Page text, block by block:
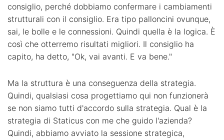
consiglio, perché dobbiamo confermare i cambiamenti
strutturali con il consiglio. Era tipo palloncini ovunque,
sai, le bolle e le connessioni. Quindi quella è la logica. È
così che otterremo risultati migliori. Il consiglio ha
capito, ha detto, "Ok, vai avanti. E va bene."
Ma la struttura è una conseguenza della strategia.
Quindi, qualsiasi cosa progettiamo qui non funzionerà
se non siamo tutti d'accordo sulla strategia. Qual è la
strategia di Staticus con me che guido l'azienda?
Quindi, abbiamo avviato la sessione strategica,